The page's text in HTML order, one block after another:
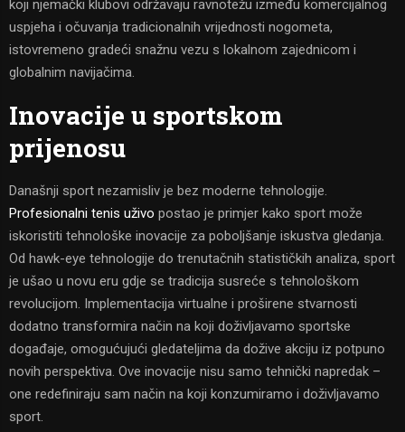
koji njemački klubovi održavaju ravnotežu između komercijalnog
uspjeha i očuvanja tradicionalnih vrijednosti nogometa,
istovremeno gradeći snažnu vezu s lokalnom zajednicom i
globalnim navijačima.
Inovacije u sportskom
prijenosu
Današnji sport nezamisliv je bez moderne tehnologije.
Profesionalni tenis uživo postao je primjer kako sport može
iskoristiti tehnološke inovacije za poboljšanje iskustva gledanja.
Od hawk-eye tehnologije do trenutačnih statističkih analiza, sport
je ušao u novu eru gdje se tradicija susreće s tehnološkom
revolucijom. Implementacija virtualne i proširene stvarnosti
dodatno transformira način na koji doživljavamo sportske
događaje, omogućujući gledateljima da dožive akciju iz potpuno
novih perspektiva. Ove inovacije nisu samo tehnički napredak –
one redefiniraju sam način na koji konzumiramo i doživljavamo
sport.